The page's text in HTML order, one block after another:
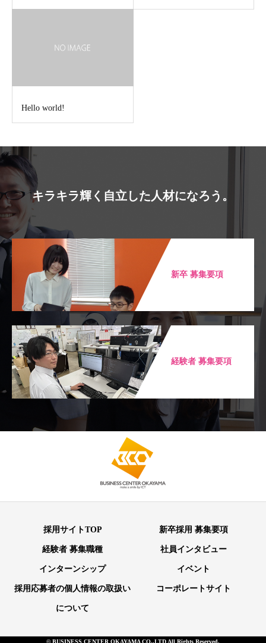
Hello world!
キラキラ輝く自立した人材になろう。
新卒 募集要項
経験者 募集要項
採用サイトTOP 新卒採用 募集要項
経験者 募集職種 社員インタビュー
インターンシップ イベント
採用応募者の個人情報の取扱い
について
コーポレートサイト
© BUSINESS CENTER OKAYAMA CO.,LTD All Rights Reserved.